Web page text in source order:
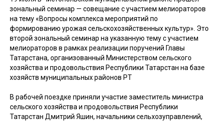
зональный семинар — совещание с участием мелиораторов
на тему «Вопросы комплекса мероприятий по
формированию урожая сельскохозяйственных культур». Это
второй зональный семинар на указанную тему с участием
мелиораторов в рамках реализации поручений Главы
Татарстана, организованный Министерством сельского
хозяйства и продовольствия Республики Татарстан на базе
хозяйств муниципальных районов РТ
В рабочей поездке приняли участие заместитель министра
сельского хозяйства и продовольствия Республики
Татарстан Дмитрий Яшин, начальники сельхозуправлений,